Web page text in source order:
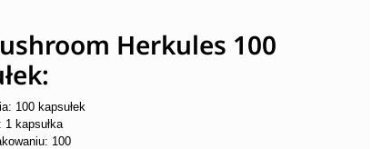
Herkules 100
100 kapsułek
kapsułka
100